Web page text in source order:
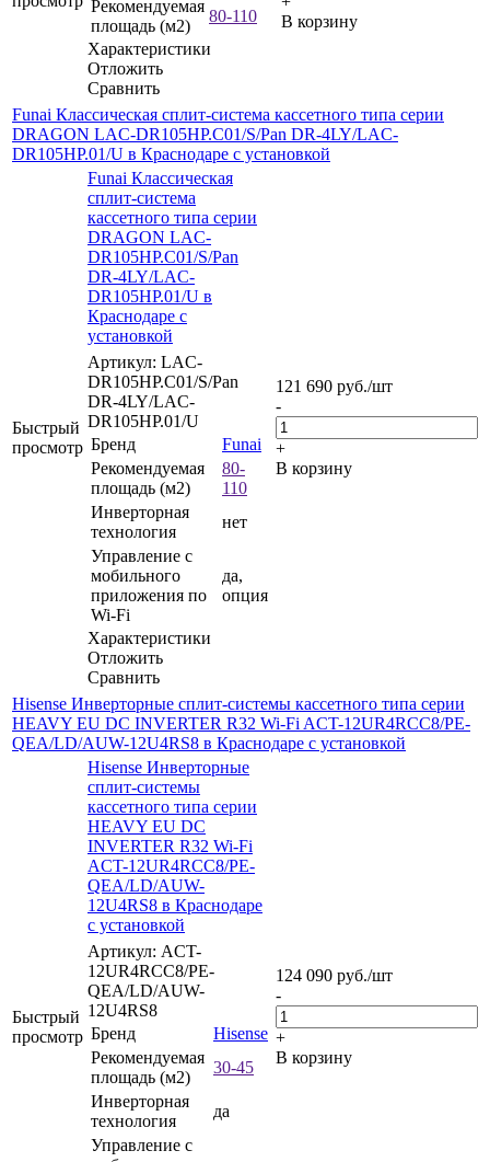
Рекомендуемая
площадь (м2)
80-110
Характеристики
Отложить
Сравнить
В корзину
Funai Классическая сплит-система кассетного типа серии
DRAGON LAC-DR105HP.C01/S/Pan DR-4LY/LAC-
DR105HP.01/U в Краснодаре с установкой
Быстрый
просмотр
Funai Классическая
сплит-система
кассетного типа серии
DRAGON LAC-
DR105HP.C01/S/Pan
DR-4LY/LAC-
DR105HP.01/U в
Краснодаре с
установкой
Артикул: LAC-
DR105HP.C01/S/Pan
DR-4LY/LAC-
DR105HP.01/U
Бренд
Funai
Рекомендуемая
площадь (м2)
80-
110
Инверторная
технология
нет
Управление c
мобильного
приложения по
Wi-Fi
да,
опция
Характеристики
Отложить
Сравнить
121 690 руб./шт
-
+
В корзину
Hisense Инверторные сплит-системы кассетного типа серии
HEAVY EU DC INVERTER R32 Wi-Fi ACT-12UR4RCC8/PE-
QEA/LD/AUW-12U4RS8 в Краснодаре с установкой
Быстрый
просмотр
Hisense Инверторные
сплит-системы
кассетного типа серии
HEAVY EU DC
INVERTER R32 Wi-Fi
ACT-12UR4RCC8/PE-
QEA/LD/AUW-
12U4RS8 в Краснодаре
с установкой
Артикул: ACT-
12UR4RCC8/PE-
QEA/LD/AUW-
12U4RS8
Бренд
Hisense
Рекомендуемая
площадь (м2)
30-45
Инверторная
технология
да
Управление c
124 090 руб./шт
-
+
В корзину